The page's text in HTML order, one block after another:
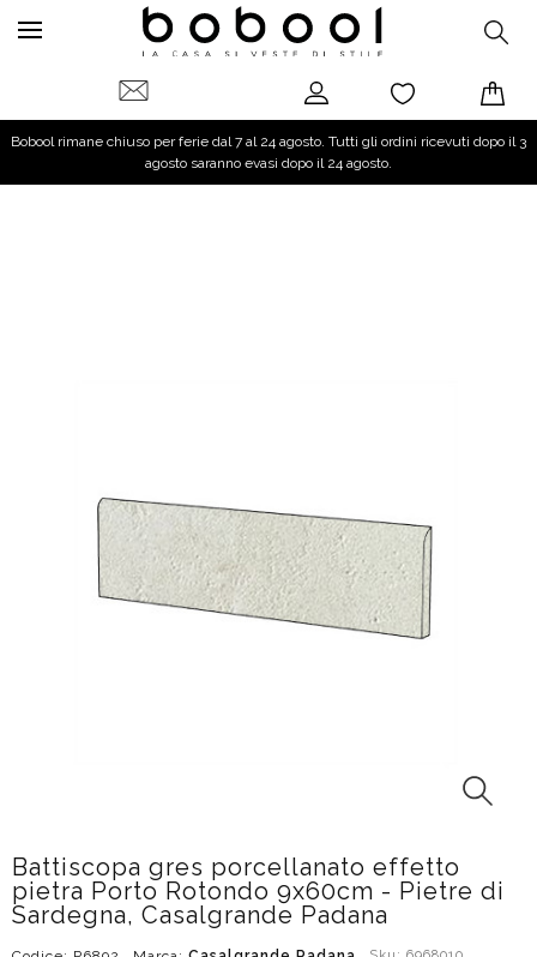
Bobool rimane chiuso per ferie dal 7 al 24 agosto. Tutti gli ordini ricevuti dopo il 3
agosto saranno evasi dopo il 24 agosto.
Battiscopa gres porcellanato effetto
pietra Porto Rotondo 9x60cm - Pietre di
Sardegna, Casalgrande Padana